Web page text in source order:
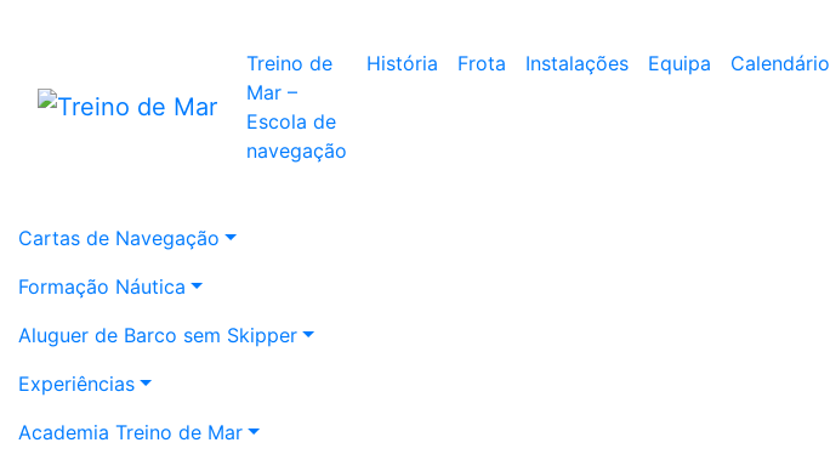
Treino de
Mar –
Escola de
navegação
História Frota Instalações Equipa Calendário
Cartas de Navegação
Formação Náutica
Aluguer de Barco sem Skipper
Experiências
Academia Treino de Mar